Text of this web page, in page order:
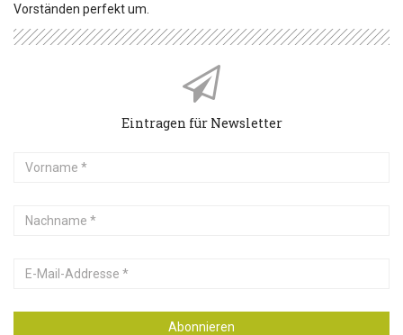
Vorständen perfekt um.
Eintragen für Newsletter
Vorname
Nachname
Abonnieren